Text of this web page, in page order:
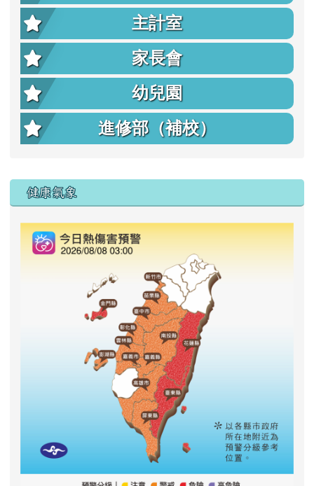
主計室
家長會
幼兒園
進修部（補校）
右邊區域內容
健康氣象